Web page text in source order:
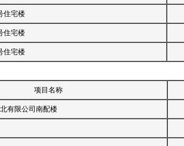
住宅楼
住宅楼
住宅楼
项目名称
有限公司南配楼